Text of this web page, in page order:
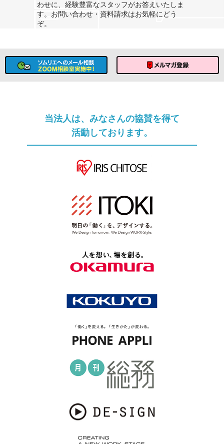
わせに、経験豊富なスタッフがお答えいたしま
す。お問い合わせ・資料請求はお気軽にどう
ぞ。
当法人は、みなさんの協賛を得て
活動しております。